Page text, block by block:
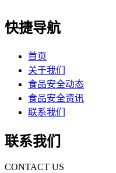
快捷导航
首页
关于我们
食品安全动态
食品安全资讯
联系我们
联系我们
CONTACT US